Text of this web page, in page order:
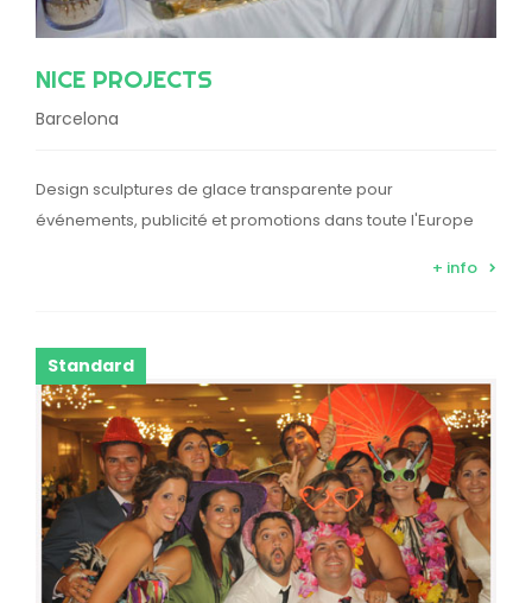
NICE PROJECTS
Barcelona
Design sculptures de glace transparente pour
événements, publicité et promotions dans toute l'Europe
+ info
Standard